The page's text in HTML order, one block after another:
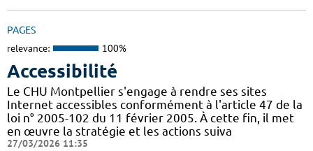
PAGES
relevance: 100%
Accessibilité
Le CHU Montpellier s'engage à rendre ses sites
Internet accessibles conformément à l'article 47 de la
loi n° 2005-102 du 11 février 2005. À cette fin, il met
en œuvre la stratégie et les actions suiva
27/03/2026 11:35